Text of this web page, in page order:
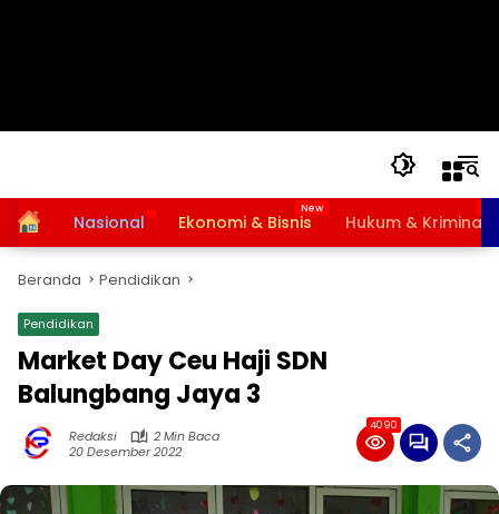
HomeNasional Ekonomi & Bisnis Hukum & Kriminal
Beranda Pendidikan
Pendidikan
Market Day Ceu Haji SDN
Balungbang Jaya 3
Redaksi
2 Min Baca
20 Desember 2022
4090